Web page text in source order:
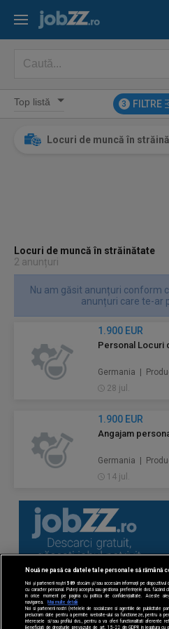
3 FILTRE
Locuri de muncă în
Locuri de muncă în străinătate
2 anunțuri
Nu am găsit anunțuri conform
anunțuri care te-ar
1.900 EUR
Personal Locuri
Germania |
28 jul.
1.900 EUR
Angajam
Germania |
14 jul.
Nouă ne pasă ca datele tale personale să rămână
Noi și partenerii noștri 589 stocăm și/sau accesăm informații pe dispozitivul
cu caracter personal. Puteți accepta sau gestiona preferințele dvs. făcând
în orice moment pe pagina cu politica de confidențialitate. Aceste
navigarea.
Mai multe detalii
Noi si partenerii nostri (retelele de socializare si agentiile de publicitate
prelucram date pentru a permite website-ului sa functioneze, pentru a
interesele si/sau profilul dvs., pentru a va oferi functionalitati aferente
Beneficiati de drepturile prevazute de art. 15-22 din GDPR in legatura